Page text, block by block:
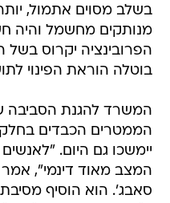
מנותקים מחשמל והיה
הפרובינציה יקרוס
בוטלה הוראת הפינוי
המשרד להגנת הסביבה
הממטרים הכבדים
יימשכו גם היום.
המצב מאוד דינמי", אמר
סאבג'. הוא הוסיף